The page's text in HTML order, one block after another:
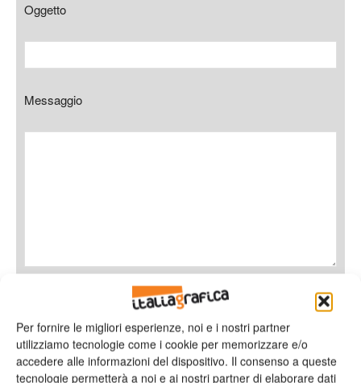
Per fornire le migliori esperienze, noi e i nostri partner
utilizziamo tecnologie come i cookie per memorizzare e/o
accedere alle informazioni del dispositivo. Il consenso a queste
tecnologie permetterà a noi e ai nostri partner di elaborare dati
Oggetto
Messaggio
Ho letto e accettol'informativa sulla privacy*